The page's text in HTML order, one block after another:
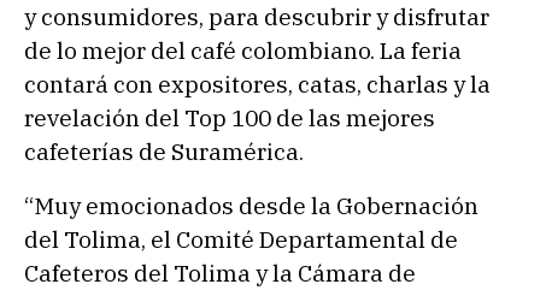
y consumidores, para descubrir y disfrutar
de lo mejor del café colombiano. La feria
contará con expositores, catas, charlas y la
revelación del Top 100 de las mejores
cafeterías de Suramérica.
“Muy emocionados desde la Gobernación
del Tolima, el Comité Departamental de
Cafeteros del Tolima y la Cámara de